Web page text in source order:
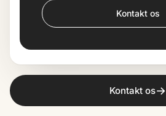
Kontakt os
Kontakt os→